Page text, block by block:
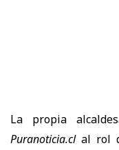
La propia
Puranoticia.clal rol